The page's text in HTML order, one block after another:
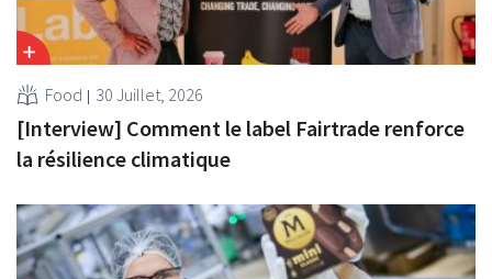
Food 30 Juillet, 2026
[Interview] Comment le label Fairtrade renforce
la résilience climatique